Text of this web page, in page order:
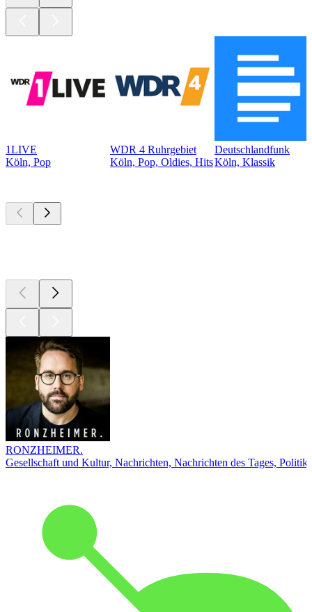
1LIVE
Köln, Pop
WDR 4 Ruhrgebiet
Köln, Pop, Oldies, Hits
Deutschlandfunk
Köln, Klassik
RONZHEIMER.
Gesellschaft und Kultur, Nachrichten, Nachrichten des Tages, Politik